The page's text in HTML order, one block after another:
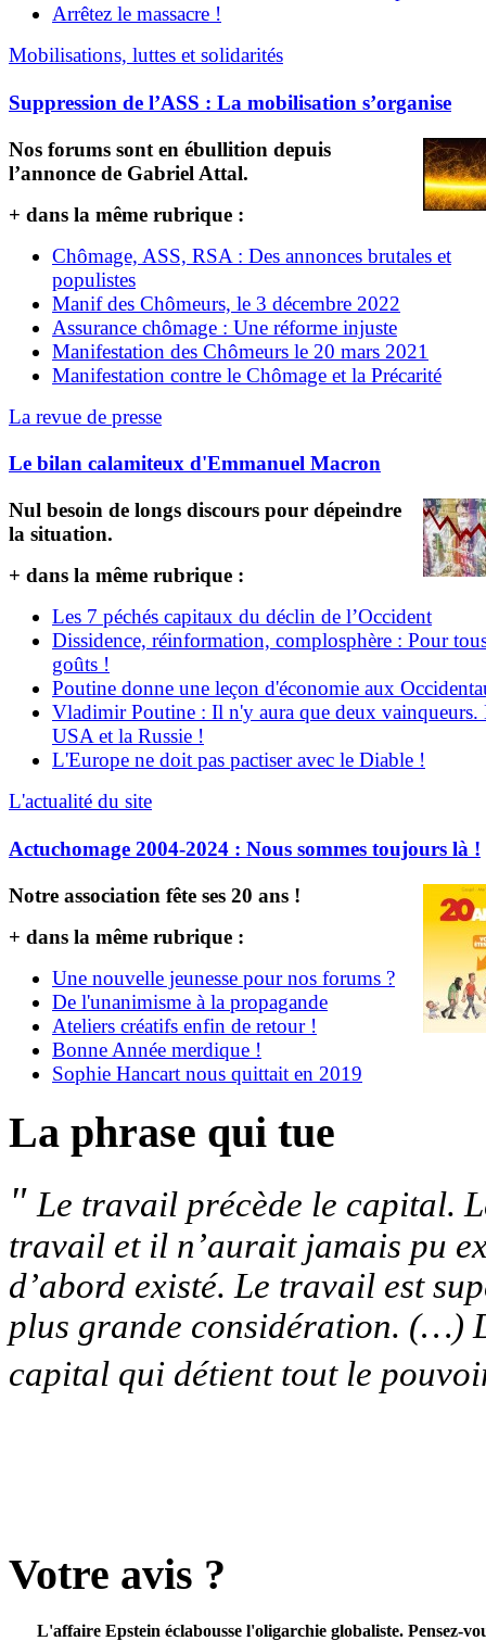
Arrêtez le massacre !
Mobilisations, luttes et solidarités
Suppression de l’ASS : La mobilisation s’organise
Nos forums sont en ébullition depuis
l’annonce de Gabriel Attal.
+ dans la même rubrique :
Chômage, ASS, RSA : Des annonces brutales et
populistes
Manif des Chômeurs, le 3 décembre 2022
Assurance chômage : Une réforme injuste
Manifestation des Chômeurs le 20 mars 2021
Manifestation contre le Chômage et la Précarité
La revue de presse
Le bilan calamiteux d'Emmanuel Macron
Nul besoin de longs discours pour dépeindre
la situation.
+ dans la même rubrique :
Les 7 péchés capitaux du déclin de l’Occident
Dissidence, réinformation, complosphère : Pour
goûts !
Poutine donne une leçon d'économie aux
Vladimir Poutine : Il n'y aura que deux vainqueurs.
USA et la Russie !
L'Europe ne doit pas pactiser avec le Diable !
L'actualité du site
Actuchomage 2004-2024 : Nous sommes toujours là !
Notre association fête ses 20 ans !
+ dans la même rubrique :
Une nouvelle jeunesse pour nos forums ?
De l'unanimisme à la propagande
Ateliers créatifs enfin de retour !
Bonne Année merdique !
Sophie Hancart nous quittait en 2019
La phrase qui tue
" Le travail précède le capital.
travail et il n’aurait jamais pu
d’abord existé. Le travail est
plus grande considération. (…)
capital qui détient tout le
Votre avis ?
L'affaire Epstein éclabousse l'oligarchie globaliste. Pensez-